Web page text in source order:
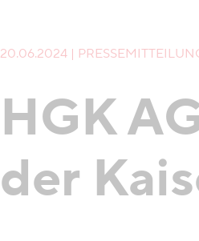
20.06.2024 |
HGK
der